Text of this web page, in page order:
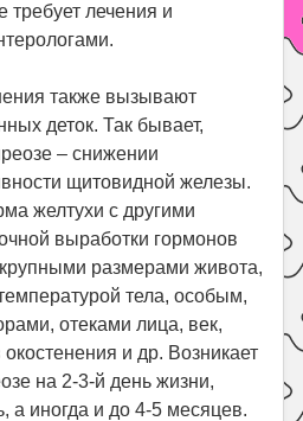
требует лечения и
также вызывают
деток. Так бывает,
– снижении
щитовидной железы.
желтухи с другими
выработки гормонов
размерами живота,
тела, особым,
отеками лица, век,
и др. Возникает
на 2-3-й день жизни,
а иногда и до 4-5 месяцев.